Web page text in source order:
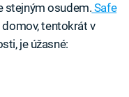
stejným osudem. Safe
domov, tentokrát v
je úžasné: